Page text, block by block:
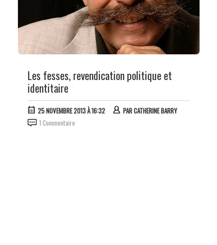
Les fesses, revendication politique et
identitaire
25 NOVEMBRE 2013 À 16:32 PARCATHERINE BARRY
1 Commentaire